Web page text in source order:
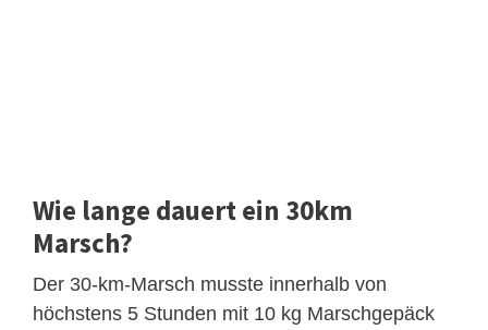
Wie lange dauert ein 30km
Marsch?
Der 30-km-Marsch musste innerhalb von
höchstens 5 Stunden mit 10 kg Marschgepäck